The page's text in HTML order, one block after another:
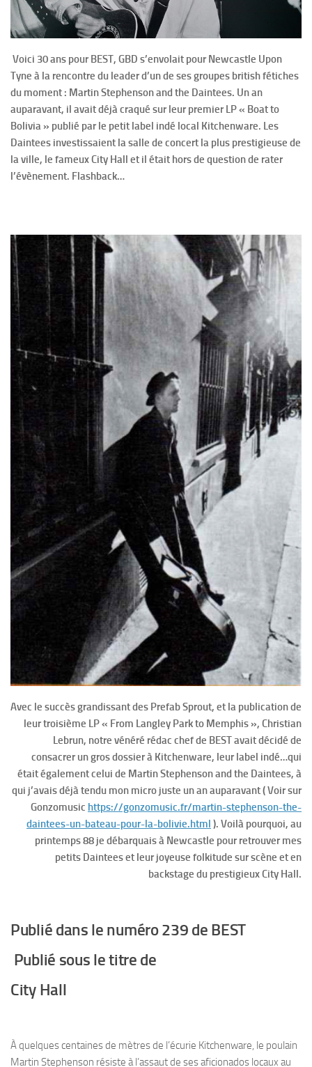
Voici 30 ans pour BEST, GBD s’envolait pour Newcastle Upon
Tyne à la rencontre du leader d’un de ses groupes british fétiches
du moment : Martin Stephenson and the Daintees. Un an
auparavant, il avait déjà craqué sur leur premier LP « Boat to
Bolivia » publié par le petit label indé local Kitchenware. Les
Daintees investissaient la salle de concert la plus prestigieuse de
la ville, le fameux City Hall et il était hors de question de rater
l’évènement. Flashback…
Avec le succès grandissant des Prefab Sprout, et la publication de
leur troisième LP « From Langley Park to Memphis », Christian
Lebrun, notre vénéré rédac chef de BEST avait décidé de
consacrer un gros dossier à Kitchenware, leur label indé…qui
était également celui de Martin Stephenson and the Daintees, à
qui j’avais déjà tendu mon micro juste un an auparavant( Voir sur
Gonzomusic https://gonzomusic.fr/martin-stephenson-the-
daintees-un-bateau-pour-la-bolivie.html ). Voilà pourquoi, au
printemps 88 je débarquais à Newcastle pour retrouver mes
petits Daintees et leur joyeuse folkitude sur scène et en
backstage du prestigieux City Hall.
Publié dans le numéro 239 de BEST
Publié sous le titre de
City Hall
À quelques centaines de mètres de l’écurie Kitchenware, le poulain
Martin Stephenson résiste à l’assaut de ses aficionados locaux au